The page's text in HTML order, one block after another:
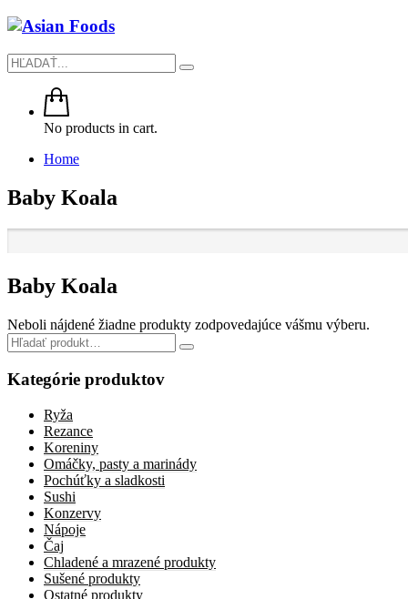
No products in cart.
Home
Baby Koala
Baby Koala
Neboli nájdené žiadne produkty zodpovedajúce vášmu výberu.
Search
for:
Kategórie produktov
Ryža
Rezance
Koreniny
Omáčky, pasty a marinády
Pochúťky a sladkosti
Sushi
Konzervy
Nápoje
Čaj
Chladené a mrazené produkty
Sušené produkty
Ostatné produkty